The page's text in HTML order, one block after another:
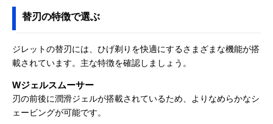
替刃の特徴で選ぶ
ジレットの替刃には、ひげ剃りを快適にするさまざまな機能が搭
載されています。主な特徴を確認しましょう。
Wジェルスムーサー
刃の前後に潤滑ジェルが搭載されているため、よりなめらかなシ
ェービングが可能です。